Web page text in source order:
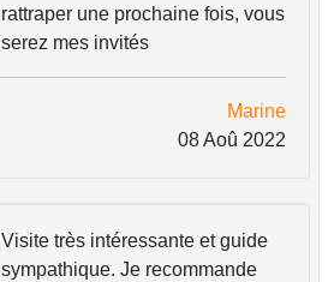
rattraper une prochaine fois, vous
serez mes invités
Marine
08 Aoû 2022
Visite très intéressante et guide
sympathique. Je recommande